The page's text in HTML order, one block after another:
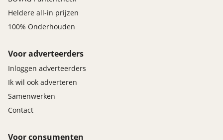
Heldere all-in prijzen
100% Onderhouden
Voor adverteerders
Inloggen adverteerders
Ik wil ook adverteren
Samenwerken
Contact
Voor consumenten